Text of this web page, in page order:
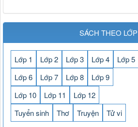
SÁCH THEO LỚP
Lớp 1 Lớp 2 Lớp 3 Lớp 4
Lớp 5
Lớp 6
Lớp 7 Lớp 8
Lớp 9
Lớp 10
Lớp 11
Lớp 12
Tuyển sinh
Thơ Truyện Tử vi